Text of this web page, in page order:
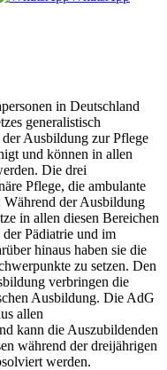
in Deutschland
generalistisch
der Ausbildung zur Pflege
und können in allen
Die drei
Pflege, die ambulante
Während der Ausbildung
in allen diesen Bereichen
Pädiatrie und im
hinaus haben sie die
zu setzen. Den
verbringen die
Ausbildung. Die AdG
allen
kann die Auszubildenden
während der dreijährigen
werden.